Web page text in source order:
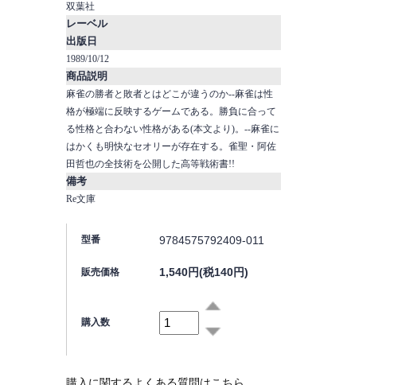
双葉社
レーベル
出版日
1989/10/12
商品説明
麻雀の勝者と敗者とはどこが違うのか--麻雀は性
格が極端に反映するゲームである。勝負に合って
る性格と合わない性格がある(本文より)。--麻雀に
はかくも明快なセオリーが存在する。雀聖・阿佐
田哲也の全技術を公開した高等戦術書!!
備考
Re文庫
型番 9784575792409-011
販売価格 1,540円(税140円)
購入数